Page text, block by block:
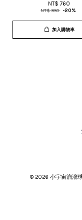
NT$ 760
NT$ 950 -20%
加入購物車
© 2026 小宇宙溜溜